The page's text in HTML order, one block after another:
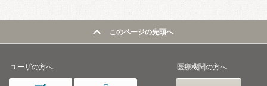
このページの先頭へ
ユーザの方へ 医療機関の方へ